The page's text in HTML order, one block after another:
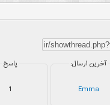
آخرین ارسال:
Emma
پاسخ
1